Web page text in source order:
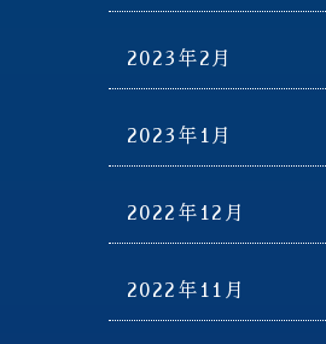
2023年2月
2023年1月
2022年12月
2022年11月